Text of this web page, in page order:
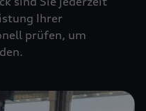
Ihrer
prüfen, um